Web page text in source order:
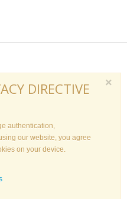
×
DIRECTIVE
authentication,
our website, you agree
on your device.